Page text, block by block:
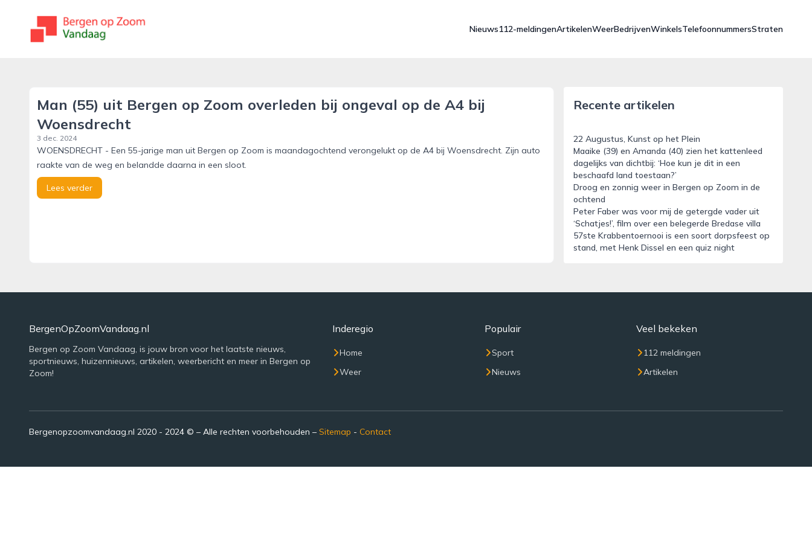
bergenopzoomvandaag.nl
Nieuws112-meldingenArtikelenWeerBedrijvenWinkelsTelefoonnummersStraten
Man (55) uit Bergen op Zoom overleden bij ongeval op de A4 bij
Woensdrecht
3 dec. 2024
WOENSDRECHT - Een 55-jarige man uit Bergen op Zoom is maandagochtend verongelukt op de A4 bij Woensdrecht. Zijn auto
raakte van de weg en belandde daarna in een sloot.
Lees verder
Recente artikelen
22 Augustus, Kunst op het Plein
Maaike (39) en Amanda (40) zien het kattenleed
dagelijks van dichtbij: ‘Hoe kun je dit in een
beschaafd land toestaan?’
Droog en zonnig weer in Bergen op Zoom in de
ochtend
Peter Faber was voor mij de getergde vader uit
‘Schatjes!’, film over een belegerde Bredase villa
57ste Krabbentoernooi is een soort dorpsfeest op
stand, met Henk Dissel en een quiz night
BergenOpZoomVandaag.nl
Bergen op Zoom Vandaag, is jouw bron voor het laatste nieuws,
sportnieuws, huizennieuws, artikelen, weerbericht en meer in Bergen op
Zoom!
Inderegio
Home
Weer
Populair
Sport
Nieuws
Veel bekeken
112 meldingen
Artikelen
Bergenopzoomvandaag.nl 2020 - 2024 © – Alle rechten voorbehouden – Sitemap - Contact